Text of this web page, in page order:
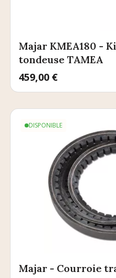
Majar KMEA180 -
tondeuse TAMEA
Prix
459,00 €
DISPONIBLE
Majar - Courroie